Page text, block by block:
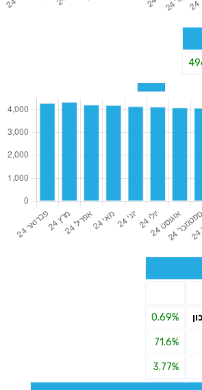
0.69%
71.6%
3.77%